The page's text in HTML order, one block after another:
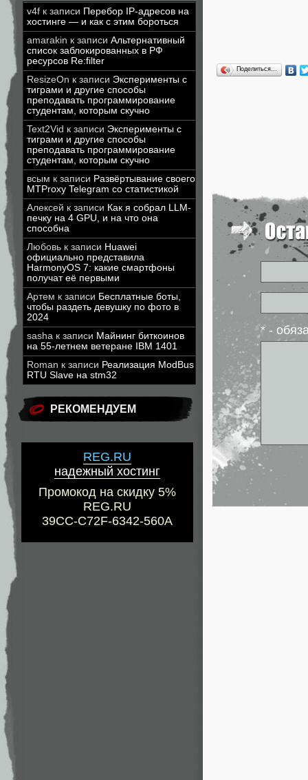
v4f к записи Перебор IP-адресов на
хостинге — и как с этим бороться
amarakin к записи Альтернативный
список заблокированных в РФ
ресурсов Re:filter
ResizeOn к записи Эксперименты с
тиграми и другие способы
преподавать программирование
студентам, которым скучно
Text2Vid к записи Эксперименты с
тиграми и другие способы
преподавать программирование
студентам, которым скучно
всым к записи Развёртывание своего
MTProxy Telegram со статистикой
Алексей к записи Как я собрал LLM-
печку на 4 GPU, и на что она
способна
Любовь к записи Huawei
официально представила
HarmonyOS 7: какие смартфоны
получат её первыми
Артем к записи Бесплатные боты,
чтобы раздеть девушку по фото в
2024
sasha к записи Майнинг биткоинов
на 55-летнем ветеране IBM 1401
Roman к записи Реализация ModBus
RTU Slave на stm32
РЕКОМЕНДУЕМ
REG.RU
надежный хостинг
Промокод на скидку 5%
REG.RU
39CC-C72F-6342-560A
Поделиться…
* -